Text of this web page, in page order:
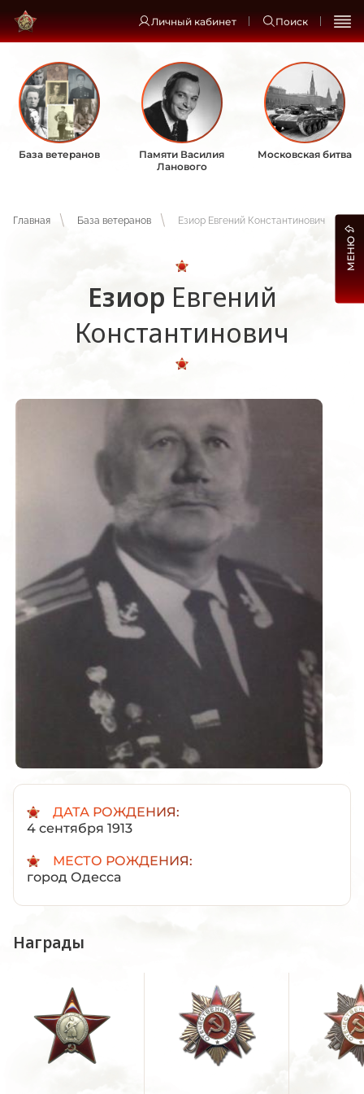
Личный кабинет Поиск
База ветеранов
Памяти Василия
Ланового
Московская битва
Главная База ветеранов Езиор Евгений Константинович
Езиор Евгений
Константинович
ДАТА РОЖДЕНИЯ:
4 сентября 1913
МЕСТО РОЖДЕНИЯ:
город Одесса
Награды
МЕНЮ